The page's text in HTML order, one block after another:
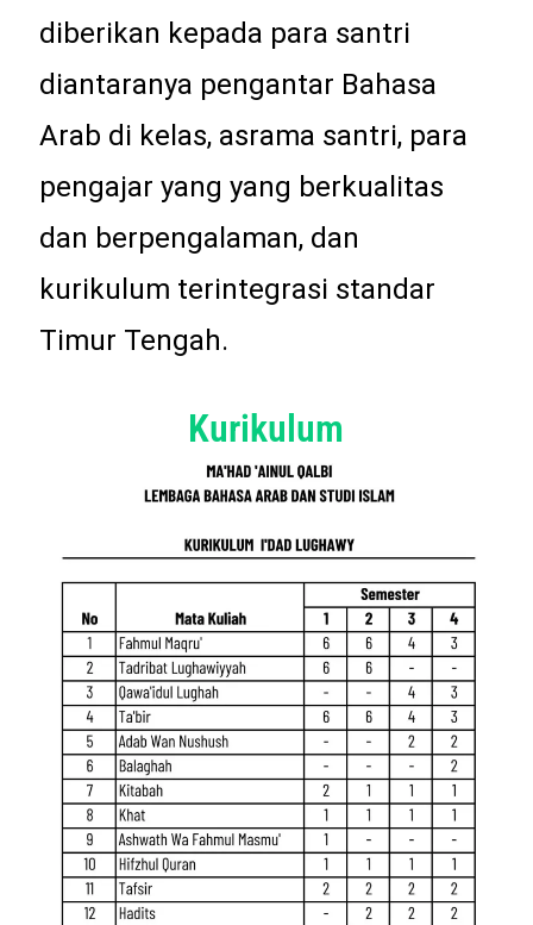
diberikan kepada para santri
diantaranya pengantar Bahasa
Arab di kelas, asrama santri, para
pengajar yang yang berkualitas
dan berpengalaman, dan
kurikulum terintegrasi standar
Timur Tengah.
Kurikulum